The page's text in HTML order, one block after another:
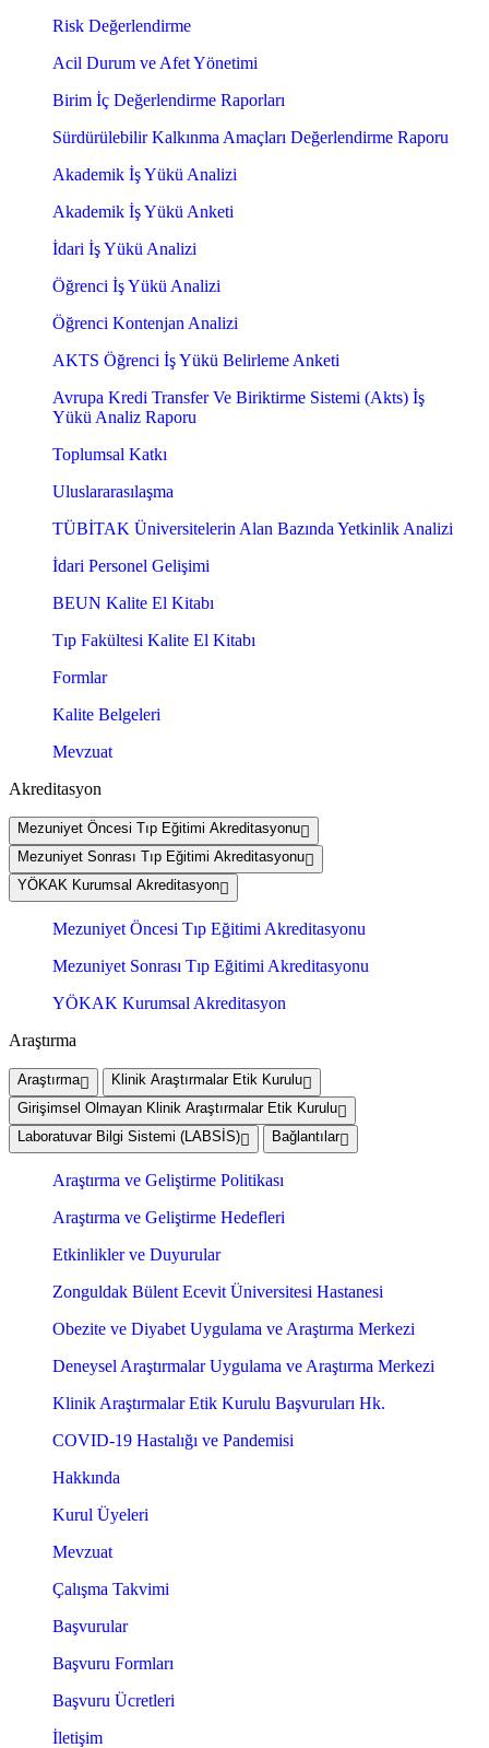
Risk Değerlendirme
Acil Durum ve Afet Yönetimi
Birim İç Değerlendirme Raporları
Sürdürülebilir Kalkınma Amaçları Değerlendirme Raporu
Akademik İş Yükü Analizi
Akademik İş Yükü Anketi
İdari İş Yükü Analizi
Öğrenci İş Yükü Analizi
Öğrenci Kontenjan Analizi
AKTS Öğrenci İş Yükü Belirleme Anketi
Avrupa Kredi Transfer Ve Biriktirme Sistemi (Akts) İş
Yükü Analiz Raporu
Toplumsal Katkı
Uluslararasılaşma
TÜBİTAK Üniversitelerin Alan Bazında Yetkinlik Analizi
İdari Personel Gelişimi
BEUN Kalite El Kitabı
Tıp Fakültesi Kalite El Kitabı
Formlar
Kalite Belgeleri
Mevzuat
Akreditasyon
Mezuniyet Öncesi Tıp Eğitimi Akreditasyonu
Mezuniyet Sonrası Tıp Eğitimi Akreditasyonu
YÖKAK Kurumsal Akreditasyon
Mezuniyet Öncesi Tıp Eğitimi Akreditasyonu
Mezuniyet Sonrası Tıp Eğitimi Akreditasyonu
YÖKAK Kurumsal Akreditasyon
Araştırma
Araştırma
Klinik Araştırmalar Etik Kurulu
Girişimsel Olmayan Klinik Araştırmalar Etik Kurulu
Laboratuvar Bilgi Sistemi (LABSİS)
Bağlantılar
Araştırma ve Geliştirme Politikası
Araştırma ve Geliştirme Hedefleri
Etkinlikler ve Duyurular
Zonguldak Bülent Ecevit Üniversitesi Hastanesi
Obezite ve Diyabet Uygulama ve Araştırma Merkezi
Deneysel Araştırmalar Uygulama ve Araştırma Merkezi
Klinik Araştırmalar Etik Kurulu Başvuruları Hk.
COVID-19 Hastalığı ve Pandemisi
Hakkında
Kurul Üyeleri
Mevzuat
Çalışma Takvimi
Başvurular
Başvuru Formları
Başvuru Ücretleri
İletişim